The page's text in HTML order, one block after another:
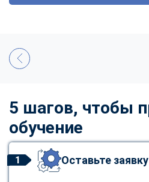
5 шагов, чтобы
обучение
1 Оставьте заявку